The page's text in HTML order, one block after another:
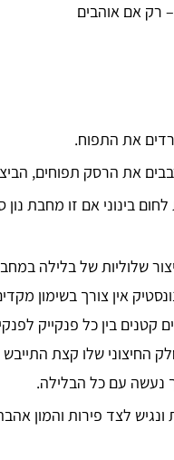
– רק אם אוהבים
את התפוח.
את הרסק תפוחים,
בינוני אם זו מחבת
שלוליות של בלילה
אין צורך בשימון
קטנים בין כל פנקייק
החיצוני שלו קצת
נעשה עם כל הבלילה.
לצד פירות והמון